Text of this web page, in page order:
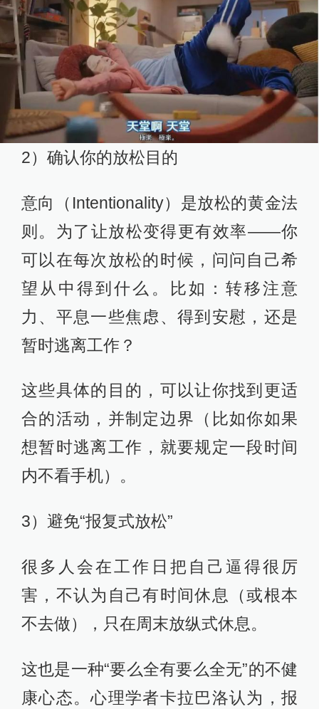
2）确认你的放松目的
意向（Intentionality）是放松的黄金法
则。为了让放松变得更有效率——你
可以在每次放松的时候，问问自己希
望从中得到什么。比如：转移注意
力、平息一些焦虑、得到安慰，还是
暂时逃离工作？
这些具体的目的，可以让你找到更适
合的活动，并制定边界（比如你如果
想暂时逃离工作，就要规定一段时间
内不看手机）。
3）避免“报复式放松”
很多人会在工作日把自己逼得很厉
害，不认为自己有时间休息（或根本
不去做），只在周末放纵式休息。
这也是一种“要么全有要么全无”的不健
康心态。心理学者卡拉巴洛认为，报